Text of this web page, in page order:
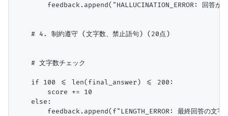
feedback.append("HALLUCINATION_ERROR: 回答がFAQ
    # 4. 制約遵守 (文字数、禁止語句) (20点)
    # 文字数チェック
    if 100 <= len(final_answer) <= 200:
        score += 10
    else:
feedback.append(f"LENGTH_ERROR: 最終回答の文字